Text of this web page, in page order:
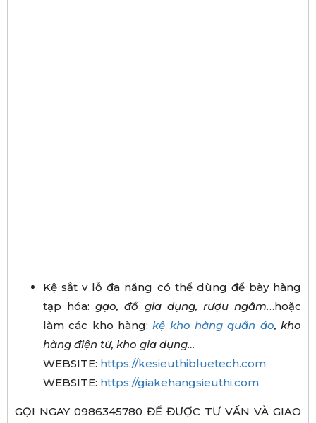
Kệ sắt v lỗ đa năng có thể dùng để bày hàng
tạp hóa:gạo, đồ gia dụng, rượu ngâm…hoặc
làm các kho hàng:kệ kho hàng quần áo, kho
hàng điện tử, kho gia dụng…
WEBSITE: https://kesieuthibluetech.com
WEBSITE: https://giakehangsieuthi.com
GỌI NGAY 0986345780 ĐỂ ĐƯỢC TƯ VẤN VÀ GIAO